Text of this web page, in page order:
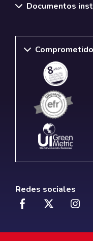
Documentos
Redes sociales